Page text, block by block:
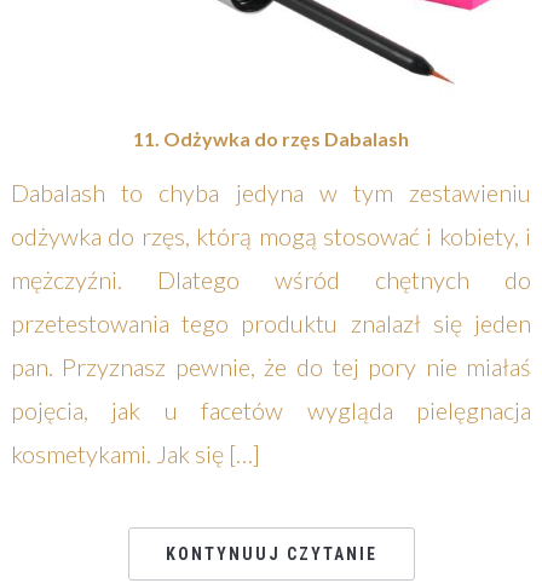
11. Odżywka do rzęs Dabalash
Dabalash to chyba jedyna w tym zestawieniu
odżywka do rzęs, którą mogą stosować i kobiety, i
mężczyźni. Dlatego wśród chętnych do
przetestowania tego produktu znalazł się jeden
pan. Przyznasz pewnie, że do tej pory nie miałaś
pojęcia, jak u facetów wygląda pielęgnacja
kosmetykami. Jak się […]
KONTYNUUJ CZYTANIE